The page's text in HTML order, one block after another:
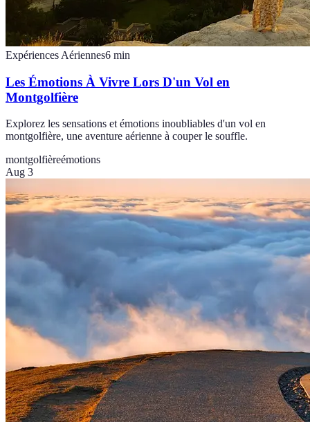
Expériences Aériennes6 min
Les Émotions À Vivre Lors D'un Vol en
Montgolfière
Explorez les sensations et émotions inoubliables d'un vol en
montgolfière, une aventure aérienne à couper le souffle.
montgolfièreémotions
Aug 3